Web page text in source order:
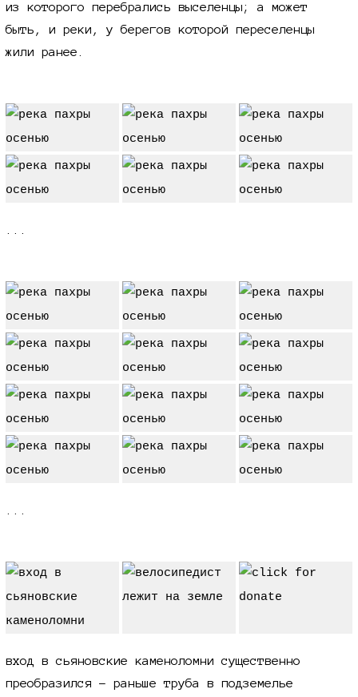
из которого перебрались выселенцы; а может
быть, и реки, у берегов которой переселенцы
жили ранее.
вход в сьяновские каменоломни существенно
преобразился - раньше труба в подземелье